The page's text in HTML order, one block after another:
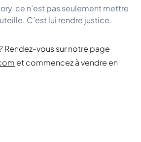
ce n’est pas seulement mettre
C’est lui rendre justice.
Rendez-vous sur notre page
et commencez à vendre en